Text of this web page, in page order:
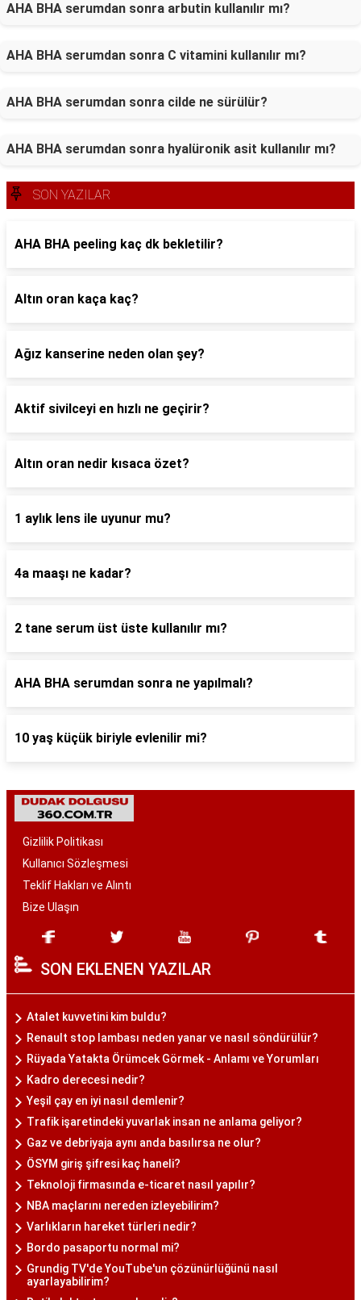
AHA BHA serumdan sonra arbutin kullanılır mı?
AHA BHA serumdan sonra C vitamini kullanılır mı?
AHA BHA serumdan sonra cilde ne sürülür?
AHA BHA serumdan sonra hyalüronik asit kullanılır mı?
SON YAZILAR
AHA BHA peeling kaç dk bekletilir?
Altın oran kaça kaç?
Ağız kanserine neden olan şey?
Aktif sivilceyi en hızlı ne geçirir?
Altın oran nedir kısaca özet?
1 aylık lens ile uyunur mu?
4a maaşı ne kadar?
2 tane serum üst üste kullanılır mı?
AHA BHA serumdan sonra ne yapılmalı?
10 yaş küçük biriyle evlenilir mi?
Gizlilik Politikası
Kullanıcı Sözleşmesi
Teklif Hakları ve Alıntı
Bize Ulaşın
SON EKLENEN YAZILAR
Atalet kuvvetini kim buldu?
Renault stop lambası neden yanar ve nasıl söndürülür?
Rüyada Yatakta Örümcek Görmek - Anlamı ve Yorumları
Kadro derecesi nedir?
Yeşil çay en iyi nasıl demlenir?
Trafik işaretindeki yuvarlak insan ne anlama geliyor?
Gaz ve debriyaja aynı anda basılırsa ne olur?
ÖSYM giriş şifresi kaç haneli?
Teknoloji firmasında e-ticaret nasıl yapılır?
NBA maçlarını nereden izleyebilirim?
Varlıkların hareket türleri nedir?
Bordo pasaportu normal mi?
Grundig TV'de YouTube'un çözünürlüğünü nasıl
ayarlayabilirim?